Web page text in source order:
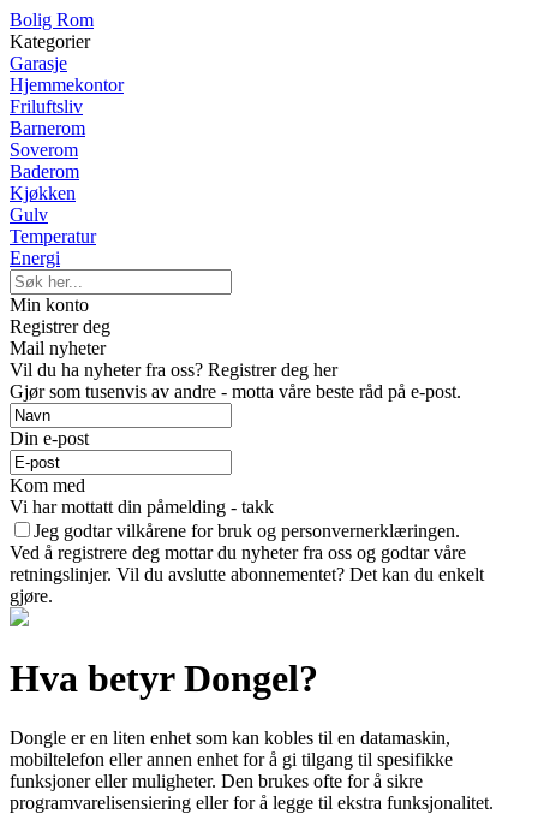
Bolig Rom
Kategorier
Garasje
Hjemmekontor
Friluftsliv
Barnerom
Soverom
Baderom
Kjøkken
Gulv
Temperatur
Energi
Min konto
Registrer deg
Mail nyheter
Vil du ha nyheter fra oss? Registrer deg her
Gjør som tusenvis av andre - motta våre beste råd på e-post.
Din e-post
Kom med
Vi har mottatt din påmelding - takk
Jeg godtar vilkårene for bruk og personvernerklæringen.
Ved å registrere deg mottar du nyheter fra oss og godtar våre
retningslinjer. Vil du avslutte abonnementet? Det kan du enkelt
gjøre.
Hva betyr Dongel?
Dongle er en liten enhet som kan kobles til en datamaskin,
mobiltelefon eller annen enhet for å gi tilgang til spesifikke
funksjoner eller muligheter. Den brukes ofte for å sikre
programvarelisensiering eller for å legge til ekstra funksjonalitet.